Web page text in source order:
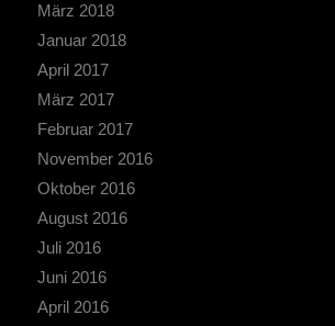
März 2018
Januar 2018
April 2017
März 2017
Februar 2017
November 2016
Oktober 2016
August 2016
Juli 2016
Juni 2016
April 2016